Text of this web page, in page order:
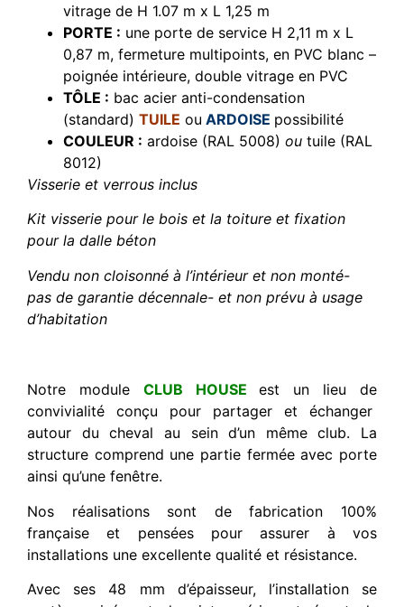
vitrage de H 1.07 m x L 1,25 m
PORTE : une porte de service H 2,11 m x L
0,87 m, fermeture multipoints, en PVC blanc –
poignée intérieure, double vitrage en PVC
TÔLE : bac acier anti-condensation
(standard) TUILE ou ARDOISE possibilité
COULEUR : ardoise (RAL 5008) ou tuile (RAL
8012)
Visserie et verrous inclus
Kit visserie pour le bois et la toiture et fixation
pour la dalle béton
Vendu non cloisonné à l’intérieur et non monté-
pas de garantie décennale- et non prévu à usage
d’habitation
Notre module CLUB HOUSEest un lieu de
convivialité conçu pour partager et échanger
autour du cheval au sein d’un même club. La
structure comprend une partie fermée avec porte
ainsi qu’une fenêtre.
Nos réalisations sont de fabrication 100%
française et pensées pour assurer à vos
installations une excellente qualité et résistance.
Avec ses 48 mm d’épaisseur, l’installation se